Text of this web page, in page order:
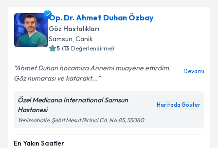
Op. Dr. Ahmet Duhan Özbay
Göz Hastalıkları
Samsun, Canik
5 (13 Değerlendirme)
Ahmet Duhan hocamıza Annemi muayene ettirdim.
Göz numarası ve katarakt...
Devamı
Özel Medicana International Samsun
Hastanesi
Haritada Göster
Yenimahalle, Şehit Mesut Birinci Cd. No:85, 55080
En Yakın Saatler